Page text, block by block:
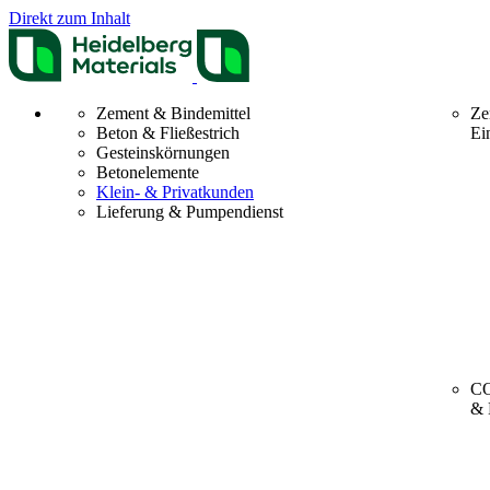
Direkt zum Inhalt
Zement & Bindemittel
Beton & Fließestrich
Gesteinskörnungen
Betonelemente
Klein- & Privatkunden
Lieferung & Pumpendienst
&